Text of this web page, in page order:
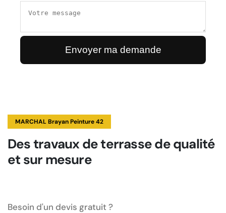
MARCHAL Brayan Peinture 42
Des travaux de terrasse de qualité
et sur mesure
Besoin d'un devis gratuit ?